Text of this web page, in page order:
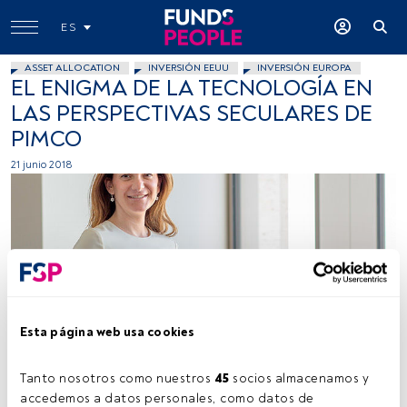
Esta página web usa cookies
Tanto nosotros como nuestros 45 socios almacenamos y
accedemos a datos personales, como datos de
ES
ASSET ALLOCATION INVERSIÓN EEUU INVERSIÓN EUROPA
EL ENIGMA DE LA TECNOLOGÍA EN
LAS PERSPECTIVAS SECULARES DE
PIMCO
21 junio 2018
Foto cedida
Tiempo lectura: 4 min.